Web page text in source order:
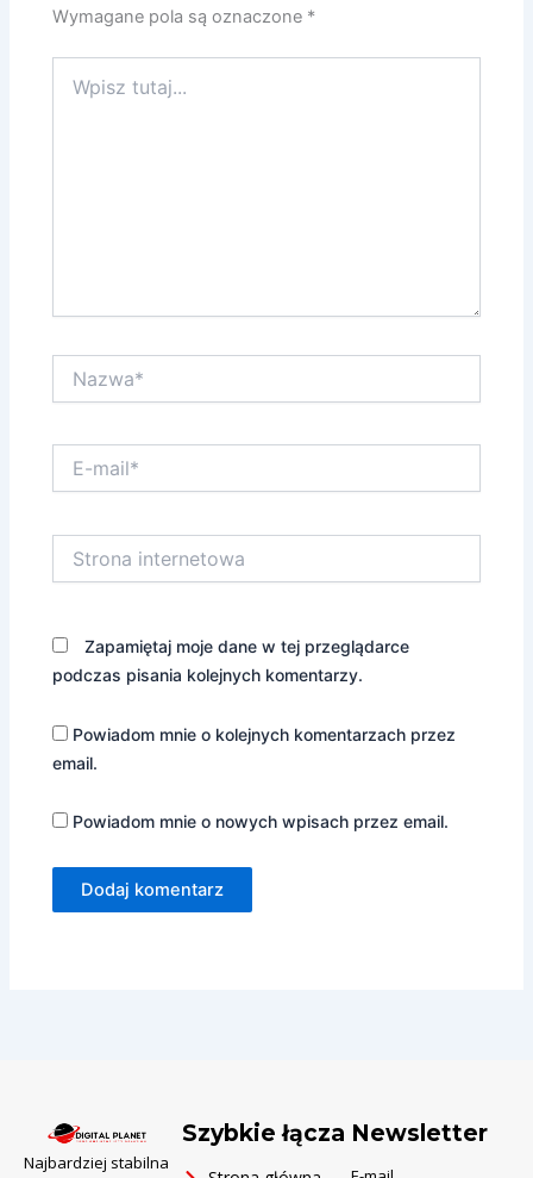
Wymagane pola są oznaczone *
tutaj...
mail*
internetowa
Zapamiętaj moje dane w tej przeglądarce
podczas pisania kolejnych komentarzy.
Powiadom mnie o kolejnych komentarzach przez
email.
Powiadom mnie o nowych wpisach przez email.
Najbardziej stabilna
Szybkie łącza Newsletter
Português